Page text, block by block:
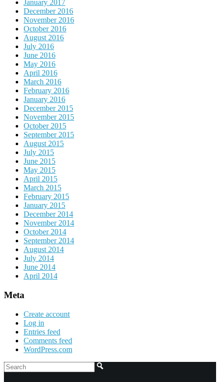
January 2017
December 2016
November 2016
October 2016
August 2016
July 2016
June 2016
May 2016
April 2016
March 2016
February 2016
January 2016
December 2015
November 2015
October 2015
September 2015
August 2015
July 2015
June 2015
May 2015
April 2015
March 2015
February 2015
January 2015
December 2014
November 2014
October 2014
September 2014
August 2014
July 2014
June 2014
April 2014
Meta
Create account
Log in
Entries feed
Comments feed
WordPress.com